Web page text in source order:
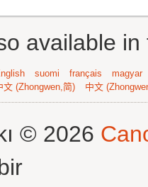
available
suomi français
magyar
文 (Zhongwen,简) 中文
© 2026